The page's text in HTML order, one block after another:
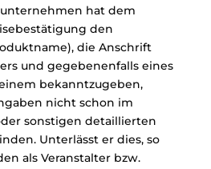
hat dem
den
die Anschrift
und gegebenenfalls eines
bekanntzugeben,
nicht schon im
sonstigen detaillierten
Unterlässt er dies, so
als Veranstalter bzw.